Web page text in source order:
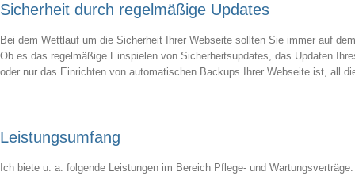
Sicherheit durch regelmäßige Updates
Bei dem Wettlauf um die Sicherheit Ihrer Webseite sollten Sie immer auf
Ob es das regelmäßige Einspielen von Sicherheitsupdates, das Updaten
oder nur das Einrichten von automatischen Backups Ihrer Webseite ist, all
Leistungsumfang
Ich biete u. a. folgende Leistungen im Bereich Pflege- und Wartungsverträge: